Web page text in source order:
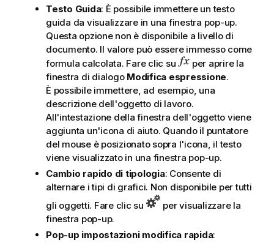
Testo Guida: È possibile immettere un testo
guida da visualizzare in una finestra pop-up.
Questa opzione non è disponibile a livello di
documento. Il valore può essere immesso come
formula calcolata. Fare clic su
per aprire la
finestra di dialogo Modifica espressione.
È possibile immettere, ad esempio, una
descrizione dell'oggetto di lavoro.
All'intestazione della finestra dell'oggetto viene
aggiunta un'icona di aiuto. Quando il puntatore
del mouse è posizionato sopra l'icona, il testo
viene visualizzato in una finestra pop-up.
Cambio rapido di tipologia: Consente di
alternare i tipi di grafici. Non disponibile per tutti
gli oggetti. Fare clic su
per visualizzare la
finestra pop-up.
Pop-up impostazioni modifica rapida: